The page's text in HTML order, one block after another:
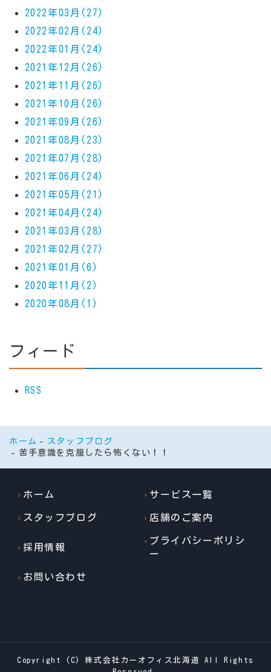
2022年03月(27)
2022年02月(24)
2022年01月(24)
2021年12月(26)
2021年11月(26)
2021年10月(26)
2021年09月(26)
2021年08月(23)
2021年07月(28)
2021年06月(24)
2021年05月(21)
2021年04月(24)
2021年03月(28)
2021年02月(27)
2021年01月(6)
2020年11月(2)
2020年08月(1)
フィード
RSS
ホーム
スタッフブログ
苦手意識を克服したら怖くない！！
ホーム サービス一覧
スタッフブログ 店舗のご案内
採用情報
プライバシーポリシ
ー
お問い合わせ
Copyright (C) 株式会社カーオフィス北海道 All Rights